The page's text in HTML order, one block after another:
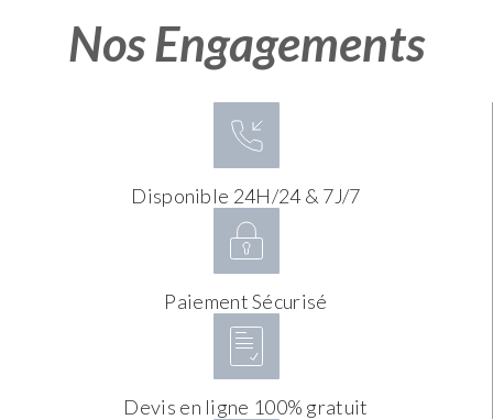
Nos Engagements
Disponible 24H/24 & 7J/7
Paiement Sécurisé
Devis en ligne 100% gratuit